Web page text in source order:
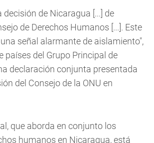
de Nicaragua [...] de
de Derechos Humanos [...]. Este
señal alarmante de aislamiento",
países del Grupo Principal de
declaración conjunta presentada
del Consejo de la ONU en
que aborda en conjunto los
humanos en Nicaragua, está